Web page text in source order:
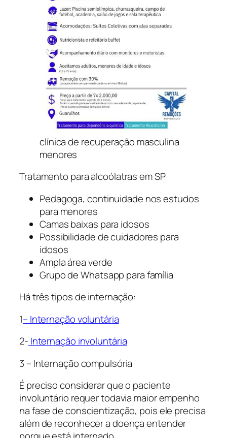
clínica de recuperação masculina
menores
Tratamento para alcoólatras em SP
Pedagoga, continuidade nos estudos
para menores
Camas baixas para idosos
Possibilidade de cuidadores para
idosos
Ampla área verde
Grupo de Whatsapp para família
Há três tipos de internação:
1– Internação voluntária
2- Internação involuntária
3 – Internação compulsória
É preciso considerar que o paciente
involuntário requer todavia maior empenho
na fase de conscientização, pois ele precisa
além de reconhecer a doença entender